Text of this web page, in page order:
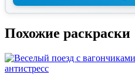
Похожие раскраски